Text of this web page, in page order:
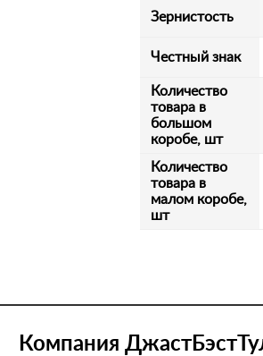
Зернистость
Честный знак
Количество
товара в
большом
коробе, шт
Количество
товара в
малом коробе,
шт
Компания